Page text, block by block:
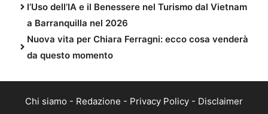
l’Uso dell’IA e il Benessere nel Turismo dal Vietnam
a Barranquilla nel 2026
Nuova vita per Chiara Ferragni: ecco cosa venderà
da questo momento
Chi siamo - Redazione - Privacy Policy - Disclaimer